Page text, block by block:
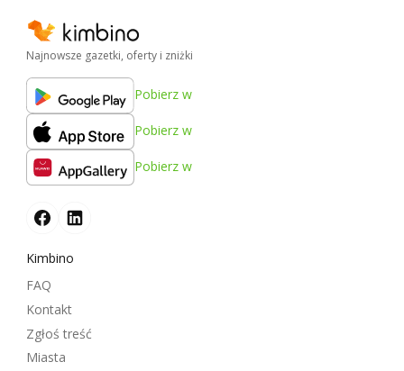
Najnowsze gazetki, oferty i zniżki
Pobierz w
Pobierz w
Pobierz w
Kimbino
FAQ
Kontakt
Zgłoś treść
Miasta